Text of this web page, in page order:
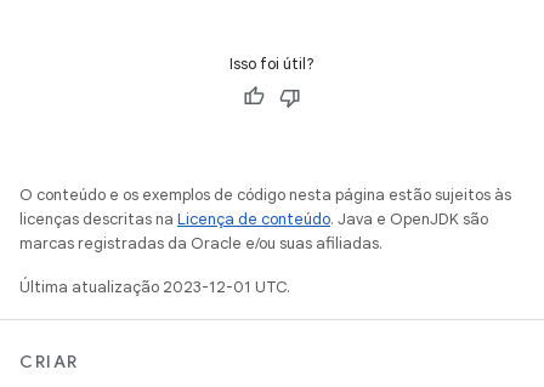
Isso foi útil?
O conteúdo e os exemplos de código nesta página estão sujeitos às
licenças descritas na Licença de conteúdo. Java e OpenJDK são
marcas registradas da Oracle e/ou suas afiliadas.
Última atualização 2023-12-01 UTC.
CRIAR